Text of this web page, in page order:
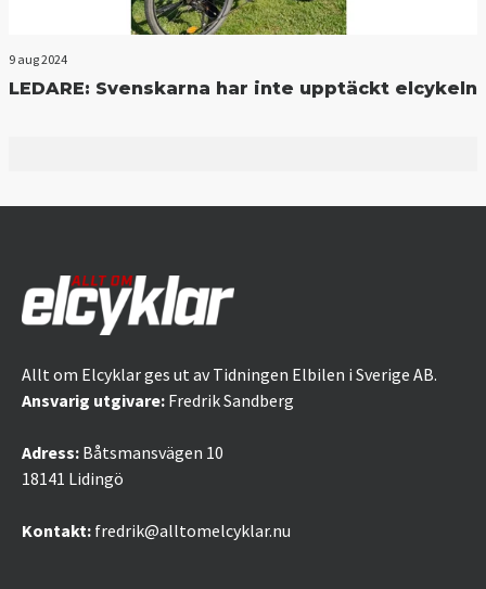
9 aug 2024
LEDARE: Svenskarna har inte upptäckt elcykeln
Allt om Elcyklar ges ut av Tidningen Elbilen i Sverige AB.
Ansvarig utgivare: Fredrik Sandberg
Adress: Båtsmansvägen 10
18141 Lidingö
Kontakt: fredrik@alltomelcyklar.nu